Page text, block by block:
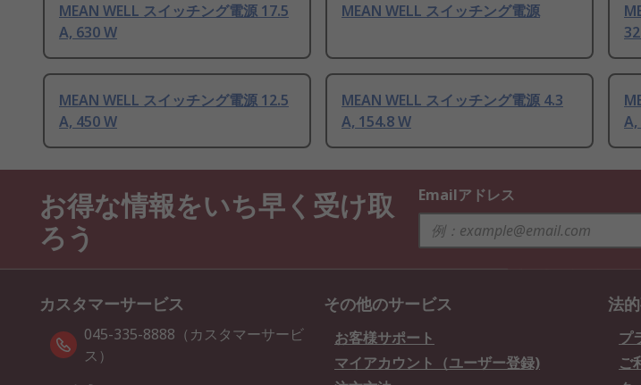
MEAN WELL スイッチング電源 17.5
A, 630 W
MEAN WELL スイッチング電源
MEAN WELL スイッチング電源 12.5
A, 450 W
MEAN WELL スイッチング電源 4.3
A, 154.8 W
A,
お得な情報をいち早く受け取
ろう
Emailアドレス
カスタマーサービス
045-335-8888（カスタマーサービ
ス）
その他のサービス
お客様サポート
マイアカウント（ユーザー登録)
法
プ
ご